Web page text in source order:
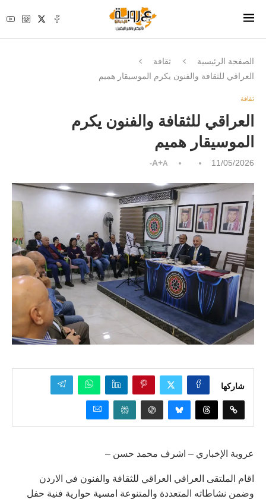
الصفحة الرئيسية
ثقافة
العراقي للثقافة والفنون يكرم الموسيقار هميم
ثقافة
العراقي للثقافة والفنون يكرم
الموسيقار هميم
11/05/2026
A+A-
شاركها
عروبة الإخباري – اشرف محمد حسن –
اقام الملتقى العراقي العراقي للثقافة والفنون في الاردن
وضمن نشاطاته المتعددة والمتنوعة امسية حوارية فنية حفل